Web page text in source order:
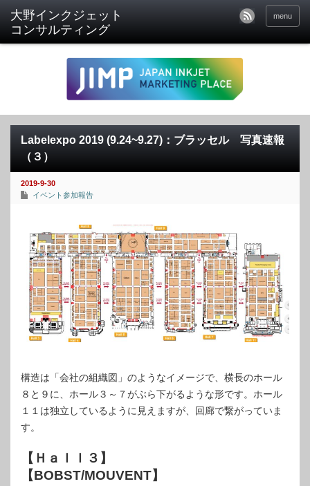
menu
Labelexpo 2019 (9.24~9.27)：ブラッセル 写真速報
（３）
2019-9-30
イベント参加報告
構造は「会社の組織図」のようなイメージで、横長のホール
８と９に、ホール３～７がぶら下がるような形です。ホール
１１は独立しているように見えますが、回廊で繋がっていま
す。
【Ｈａｌｌ３】
【BOBST/MOUVENT】